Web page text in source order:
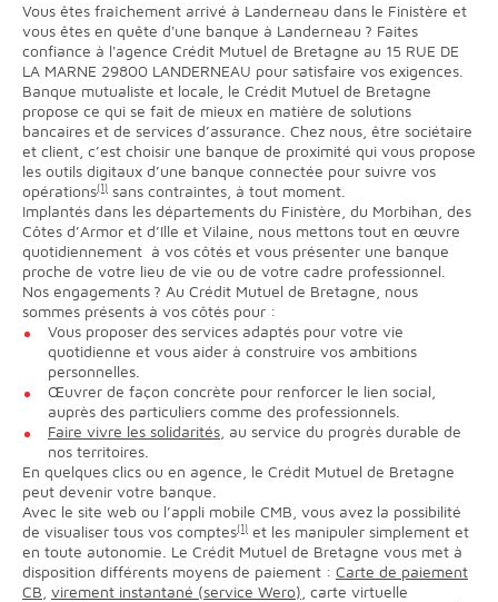
Vous êtes fraîchement arrivé à Landerneau dans le Finistère et
vous êtes en quête d'une banque à Landerneau ? Faites
confiance à l'agence Crédit Mutuel de Bretagne au 15 RUE DE
LA MARNE 29800 LANDERNEAU pour satisfaire vos exigences.
Banque mutualiste et locale, le Crédit Mutuel de Bretagne
propose ce qui se fait de mieux en matière de solutions
bancaires et de services d’assurance. Chez nous, être sociétaire
et client, c’est choisir une banque de proximité qui vous propose
les outils digitaux d’une banque connectée pour suivre vos
opérations(1) sans contraintes, à tout moment.
Implantés dans les départements du Finistère, du Morbihan, des
Côtes d’Armor et d’Ille et Vilaine, nous mettons tout en œuvre
quotidiennement à vos côtés et vous présenter une banque
proche de votre lieu de vie ou de votre cadre professionnel.
Nos engagements ? Au Crédit Mutuel de Bretagne, nous
sommes présents à vos côtés pour :
Vous proposer des services adaptés pour votre vie
quotidienne et vous aider à construire vos ambitions
personnelles.
Œuvrer de façon concrète pour renforcer le lien social,
auprès des particuliers comme des professionnels.
Faire vivre les solidarités , au service du progrès durable de
nos territoires.
En quelques clics ou en agence, le Crédit Mutuel de Bretagne
peut devenir votre banque.
Avec le site web ou l’appli mobile CMB, vous avez la possibilité
de visualiser tous vos comptes(1) et les manipuler simplement et
en toute autonomie. Le Crédit Mutuel de Bretagne vous met à
disposition différents moyens de paiement : Carte de paiement
CB virement instantané (service Wero) , carte virtuelle